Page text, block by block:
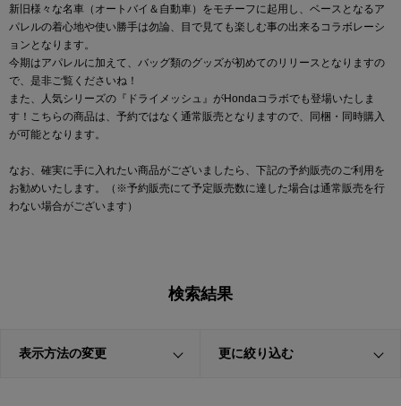
新旧様々な名車（オートバイ＆自動車）をモチーフに起用し、ベースとなるア
パレルの着心地や使い勝手は勿論、目で見ても楽しむ事の出来るコラボレーシ
ョンとなります。
今期はアパレルに加えて、バッグ類のグッズが初めてのリリースとなりますの
で、是非ご覧くださいね！
また、人気シリーズの『ドライメッシュ』がHondaコラボでも登場いたしま
す！こちらの商品は、予約ではなく通常販売となりますので、同梱・同時購入
が可能となります。
なお、確実に手に入れたい商品がございましたら、下記の予約販売のご利用を
お勧めいたします。（※予約販売にて予定販売数に達した場合は通常販売を行
わない場合がございます）
検索結果
表示方法の変更 更に絞り込む